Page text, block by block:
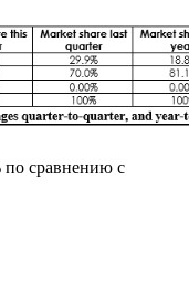
по сравнению с